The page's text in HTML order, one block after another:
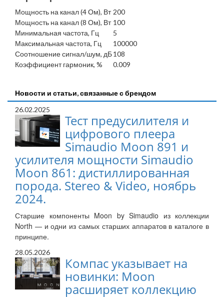
Мощность на канал (4 Ом), Вт 200
Мощность на канал (8 Ом), Вт 100
Минимальная частота, Гц
5
Максимальная частота, Гц
100000
Соотношение сигнал/шум, дБ108
Коэффициент гармоник, %
0.009
Новости и статьи, связанные с брендом
26.02.2025
Тест предусилителя и
цифрового плеера
Simaudio Moon 891 и
усилителя мощности Simaudio
Moon 861: дистиллированная
порода. Stereo & Video, ноябрь
2024.
Старшие компоненты Moon by Simaudio из коллекции
North — и одни из самых старших аппаратов в каталоге в
принципе.
28.05.2026
Компас указывает на
новинки: Moon
расширяет коллекцию